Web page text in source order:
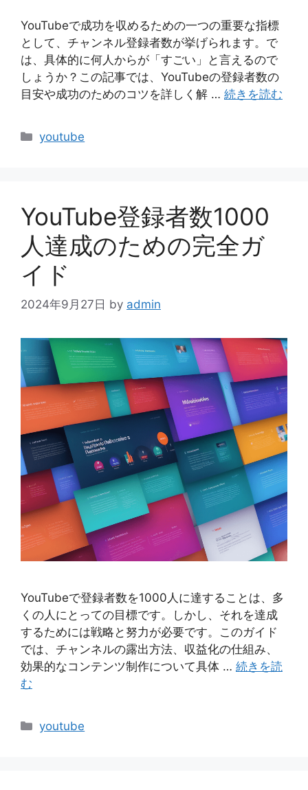
YouTubeで成功を収めるための一つの重要な指標
として、チャンネル登録者数が挙げられます。で
は、具体的に何人からが「すごい」と言えるので
しょうか？この記事では、YouTubeの登録者数の
目安や成功のためのコツを詳しく解 … 続きを読む
カ
youtube
YouTube登録者数1000
人達成のための完全ガ
イド
2024年9月27日 by admin
YouTubeで登録者数を1000人に達することは、多
くの人にとっての目標です。しかし、それを達成
するためには戦略と努力が必要です。このガイド
では、チャンネルの露出方法、収益化の仕組み、
効果的なコンテンツ制作について具体 … 続きを読
む
カ
youtube